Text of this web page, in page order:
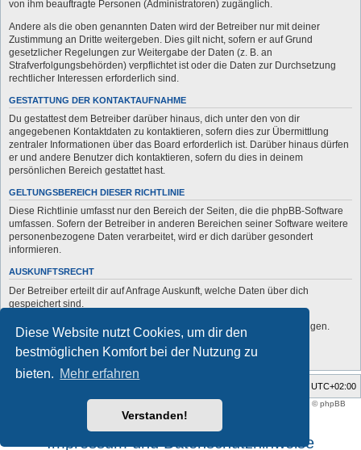
Diese Website nutzt Cookies, um dir den
bestmöglichen Komfort bei der Nutzung zu
bieten. Mehr erfahren
Verstanden!
von ihm beauftragte Personen (Administratoren) zugänglich.
Andere als die oben genannten Daten wird der Betreiber nur mit deiner
Zustimmung an Dritte weitergeben. Dies gilt nicht, sofern er auf Grund
gesetzlicher Regelungen zur Weitergabe der Daten (z. B. an
Strafverfolgungsbehörden) verpflichtet ist oder die Daten zur Durchsetzung
rechtlicher Interessen erforderlich sind.
GESTATTUNG DER KONTAKTAUFNAHME
Du gestattest dem Betreiber darüber hinaus, dich unter den von dir
angegebenen Kontaktdaten zu kontaktieren, sofern dies zur Übermittlung
zentraler Informationen über das Board erforderlich ist. Darüber hinaus dürfen
er und andere Benutzer dich kontaktieren, sofern du dies in deinem
persönlichen Bereich gestattet hast.
GELTUNGSBEREICH DIESER RICHTLINIE
Diese Richtlinie umfasst nur den Bereich der Seiten, die die phpBB-Software
umfassen. Sofern der Betreiber in anderen Bereichen seiner Software weitere
personenbezogene Daten verarbeitet, wird er dich darüber gesondert
informieren.
AUSKUNFTSRECHT
Der Betreiber erteilt dir auf Anfrage Auskunft, welche Daten über dich
gespeichert sind.
Du kannst jederzeit die Löschung bzw. Sperrung deiner Daten verlangen.
Kontaktiere hierzu bitte den Betreiber.
UTC+02:00
support forum tricolor phpBB
® Forum Software © phpBB
Limited
Deutsche Übersetzung durch
Impressum und Datenschutzhinweise